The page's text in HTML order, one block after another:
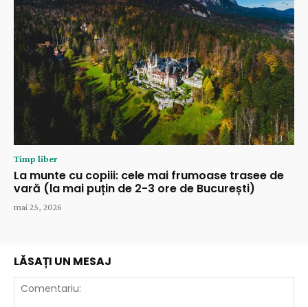
Timp liber
La munte cu copiii: cele mai frumoase trasee de
vară (la mai puțin de 2-3 ore de București)
mai 25, 2026
LĂSAȚI UN MESAJ